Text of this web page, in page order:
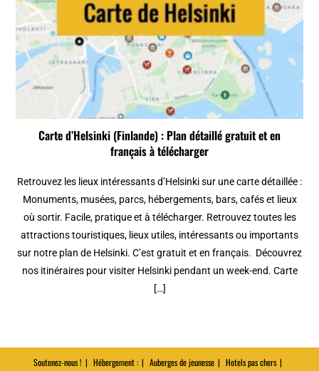
Carte d’Helsinki (Finlande) : Plan détaillé gratuit et en
français à télécharger
Retrouvez les lieux intéressants d’Helsinki sur une carte détaillée :
Monuments, musées, parcs, hébergements, bars, cafés et lieux
où sortir. Facile, pratique et à télécharger. Retrouvez toutes les
attractions touristiques, lieux utiles, intéressants ou importants
sur notre plan de Helsinki. C’est gratuit et en français. Découvrez
nos itinéraires pour visiter Helsinki pendant un week-end. Carte
[…]
Soutenez-nous ! Hébergement : Auberges de jeunesse
Hotels pas chers